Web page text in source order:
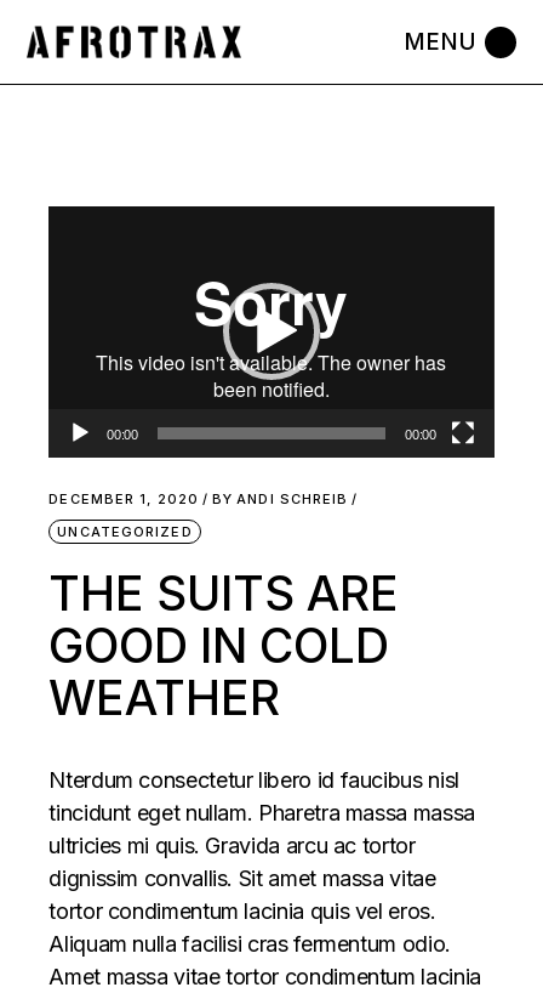
00:00 00:00
DECEMBER 1, 2020 BY ANDI SCHREIB
UNCATEGORIZED
THE SUITS ARE
GOOD IN COLD
WEATHER
Nterdum consectetur libero id faucibus nisl
tincidunt eget nullam. Pharetra massa massa
ultricies mi quis. Gravida arcu ac tortor
dignissim convallis. Sit amet massa vitae
tortor condimentum lacinia quis vel eros.
Aliquam nulla facilisi cras fermentum odio.
Amet massa vitae tortor condimentum lacinia